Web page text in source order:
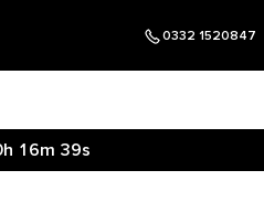
0332 1520847
16m 39s